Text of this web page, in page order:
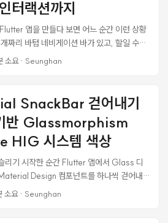
부가 지정한 인구감소지역 89개 중 도시자
대상이고, 2026년 상반기 시범사업으로 선
다. ...
터랙션까지
앱을 만들다 보면 어느 순간 이런 상황
짜리 바텀 네비게이션 바가 있고, 할일 수정
르면 context.push('/tasks/new')로 화면을
리 알림에서 항목을 수정해도 하단 탭 바는
서는 기본적으로 이렇게 동작하지 않는다.
자체의 문제였다. ...
소요· Seunghan
SnackBar 걷어내기
Glassmorphism
HIG 시스템 색상
기 시작한 순간 Flutter 앱에서 Glass 디
Design 컴포넌트를 하나씩 걷어내고
로, Card는 GlassCard로,
소요· Seunghan